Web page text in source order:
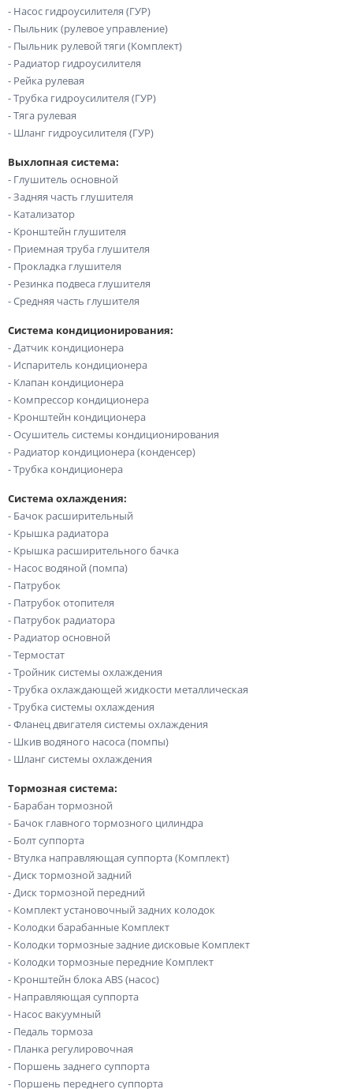
- Насос гидроусилителя (ГУР)
- Пыльник (рулевое управление)
- Пыльник рулевой тяги (Комплект)
- Радиатор гидроусилителя
- Рейка рулевая
- Трубка гидроусилителя (ГУР)
- Тяга рулевая
- Шланг гидроусилителя (ГУР)
Выхлопная система:
- Глушитель основной
- Задняя часть глушителя
- Катализатор
- Кронштейн глушителя
- Приемная труба глушителя
- Прокладка глушителя
- Резинка подвеса глушителя
- Средняя часть глушителя
Система кондиционирования:
- Датчик кондиционера
- Испаритель кондиционера
- Клапан кондиционера
- Компрессор кондиционера
- Кронштейн кондиционера
- Осушитель системы кондиционирования
- Радиатор кондиционера (конденсер)
- Трубка кондиционера
Система охлаждения:
- Бачок расширительный
- Крышка радиатора
- Крышка расширительного бачка
- Насос водяной (помпа)
- Патрубок
- Патрубок отопителя
- Патрубок радиатора
- Радиатор основной
- Термостат
- Тройник системы охлаждения
- Трубка охлаждающей жидкости металлическая
- Трубка системы охлаждения
- Фланец двигателя системы охлаждения
- Шкив водяного насоса (помпы)
- Шланг системы охлаждения
Тормозная система:
- Барабан тормозной
- Бачок главного тормозного цилиндра
- Болт суппорта
- Втулка направляющая суппорта (Комплект)
- Диск тормозной задний
- Диск тормозной передний
- Комплект установочный задних колодок
- Колодки барабанные Комплект
- Колодки тормозные задние дисковые Комплект
- Колодки тормозные передние Комплект
- Кронштейн блока ABS (насос)
- Направляющая суппорта
- Насос вакуумный
- Педаль тормоза
- Планка регулировочная
- Поршень заднего суппорта
- Поршень переднего суппорта